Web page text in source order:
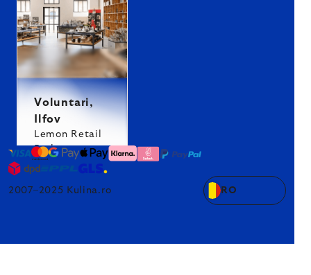
Voluntari,
Ilfov
Lemon Retail
Park
2007–2025 Kulina.ro RO